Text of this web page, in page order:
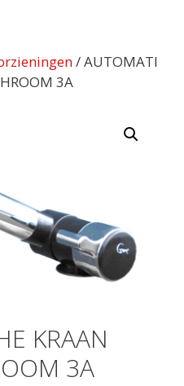
/ AUTOMATI
3A
KRAAN
3A